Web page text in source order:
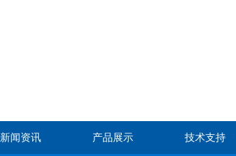
新闻资讯 产品展示 技术支持